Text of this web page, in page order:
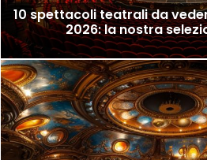
10 spettacoli teatrali da
2026: la nostra